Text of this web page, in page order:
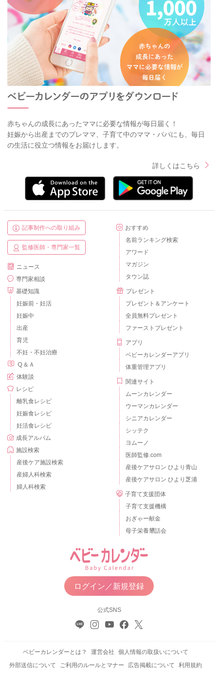
赤ちゃんの成長にあったママに必要な情報が毎日届く！
妊娠から出産までのプレママ、子育て中のママ・パパにも、毎日
の生活に役立つ情報をお届けします。
詳しくはこちら
記事制作への取り組み
監修医師・専門家一覧
ニュース
専門家相談
基礎知識
妊娠前・妊活
妊娠中
出産
育児
不妊・不妊治療
Ｑ＆Ａ
体験談
レシピ
離乳食レシピ
妊娠食レシピ
妊活食レシピ
成長アルバム
施設検索
産後ケア施設検索
産婦人科検索
婦人科検索
おすすめ
名前ランキング検索
アワード
マガジン
タウン誌
プレゼント
プレゼント＆アンケート
全員無料プレゼント
ファーストプレゼント
アプリ
ベビーカレンダーアプリ
体重管理アプリ
関連サイト
ムーンカレンダー
ウーマンカレンダー
シニアカレンダー
シッテク
ヨムーノ
医師監修.com
産後ケアサロン ひより青山
産後ケアサロン ひより芝浦
子育て支援団体
子育て支援機構
おぎゃー献金
母子栄養懇話会
ログイン／新規登録
公式SNS
ベビーカレンダーとは？ 運営会社
個人情報の取扱いについて
外部送信について
ご利用のルールとマナー 広告掲載について 利用規約